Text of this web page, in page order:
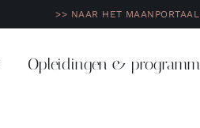
>> NAAR HET
Opleidingen &